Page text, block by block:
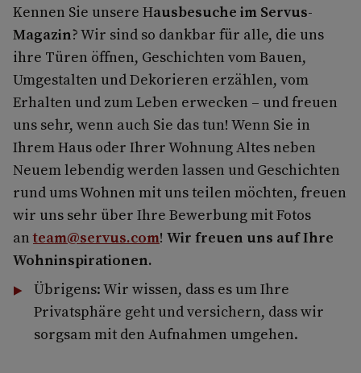
Kennen Sie unsere Hausbesuche im Servus-
Magazin? Wir sind so dankbar für alle, die uns
ihre Türen öffnen, Geschichten vom Bauen,
Umgestalten und Dekorieren erzählen, vom
Erhalten und zum Leben erwecken – und freuen
uns sehr, wenn auch Sie das tun! Wenn Sie in
Ihrem Haus oder Ihrer Wohnung Altes neben
Neuem lebendig werden lassen und Geschichten
rund ums Wohnen mit uns teilen möchten, freuen
wir uns sehr über Ihre Bewerbung mit Fotos
anteam@servus.com! Wir freuen uns auf Ihre
Wohninspirationen.
Übrigens: Wir wissen, dass es um Ihre
Privatsphäre geht und versichern, dass wir
sorgsam mit den Aufnahmen umgehen.